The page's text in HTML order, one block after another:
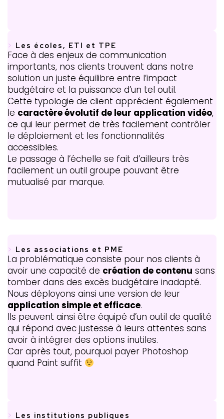
> Les écoles, ETI et TPE
Face à des enjeux de communication
importants, nos clients trouvent dans notre
solution un juste équilibre entre l’impact
budgétaire et la puissance d’un tel outil.
Cette typologie de client apprécient également
le caractère évolutif de leur application vidéo,
ce qui leur permet de très facilement contrôler
le déploiement et les fonctionnalités
accessibles.
Le passage à l’échelle se fait d’ailleurs très
facilement un outil groupe pouvant être
mutualisé par marque.
> Les associations et PME
La problématique consiste pour nos clients à
avoir une capacité de création de contenu sans
tomber dans des excès budgétaire inadapté.
Nous déployons ainsi une version de leur
application simple et efficace.
Ils peuvent ainsi être équipé d’un outil de qualité
qui répond avec justesse à leurs attentes sans
avoir à intégrer des options inutiles.
Car après tout, pourquoi payer Photoshop
quand Paint suffit
> Les institutions publiques